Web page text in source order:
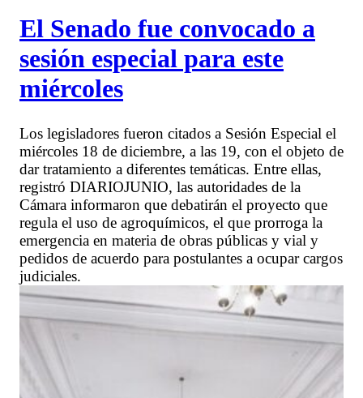
El Senado fue convocado a
sesión especial para este
miércoles
Los legisladores fueron citados a Sesión Especial el
miércoles 18 de diciembre, a las 19, con el objeto de
dar tratamiento a diferentes temáticas. Entre ellas,
registró DIARIOJUNIO, las autoridades de la
Cámara informaron que debatirán el proyecto que
regula el uso de agroquímicos, el que prorroga la
emergencia en materia de obras públicas y vial y
pedidos de acuerdo para postulantes a ocupar cargos
judiciales.